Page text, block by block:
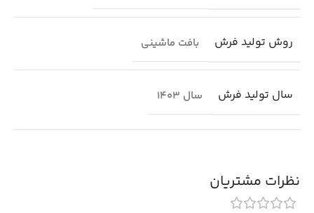
روش تولید فرش بافت ماشینی
سال تولید فرش سال 1403
نظرات مشتریان